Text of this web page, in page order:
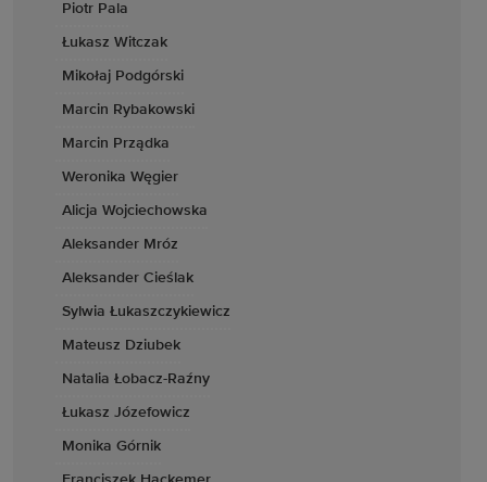
Piotr Pala
Łukasz Witczak
Mikołaj Podgórski
Marcin Rybakowski
Marcin Prządka
Weronika Węgier
Alicja Wojciechowska
Aleksander Mróz
Aleksander Cieślak
Sylwia Łukaszczykiewicz
Mateusz Dziubek
Natalia Łobacz-Raźny
Łukasz Józefowicz
Monika Górnik